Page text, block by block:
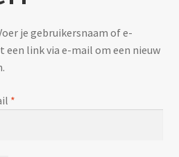
je gebruikersnaam of e-
een link via e-mail om een nieuw
*Vereist